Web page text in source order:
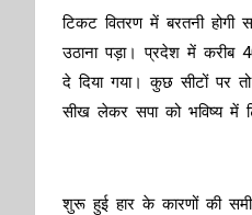
टिकट वितरण में बरतनी होगी
उठाना पड़ा। प्रदेश में
दे दिया गया। कुछ सीटों पर
सीख लेकर सपा को भविष्य में
शुरू हुई हार के कारणों की